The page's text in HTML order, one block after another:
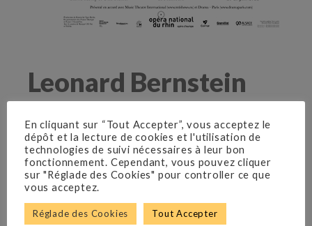
Leonard Bernstein
Livret d’Arthur Laurents.
Musique de Leonard Bernstein.
Paroles de Stephen Sondheim.
La création a été mise en scène et
chorégraphiée par Jerome Robbins, et
produite à Broadway par Robert E. Griffith
En cliquant sur “Tout Accepter”, vous acceptez le
dépôt et la lecture de cookies et l'utilisation de
technologies de suivi nécessaires à leur bon
fonctionnement. Cependant, vous pouvez cliquer
sur "Réglade des Cookies" pour controller ce que
vous acceptez.
Réglade des Cookies Tout Accepter